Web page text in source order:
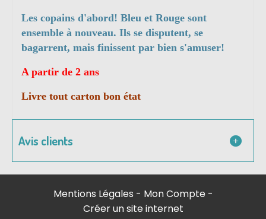
Les copains d'abord! Bleu et Rouge sont
ensemble à nouveau. Ils se disputent, se
bagarrent, mais finissent par bien s'amuser!
A partir de 2 ans
Livre tout carton bon état
Avis clients
Mentions Légales
Mon Compte
Créer un site internet